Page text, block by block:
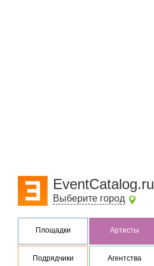
EventCatalog.ru
Выберите город
Площадки Артисты
Подрядчики Агентства